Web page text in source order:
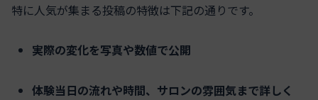
特に人気が集まる投稿の特徴は下記の通りです。
実際の変化を写真や数値で公開
体験当日の流れや時間、サロンの雰囲気まで詳しく